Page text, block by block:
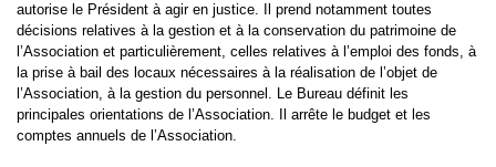
autorise le Président à agir en justice. Il prend notamment toutes
décisions relatives à la gestion et à la conservation du patrimoine de
l’Association et particulièrement, celles relatives à l’emploi des fonds, à
la prise à bail des locaux nécessaires à la réalisation de l’objet de
l’Association, à la gestion du personnel. Le Bureau définit les
principales orientations de l’Association. Il arrête le budget et les
comptes annuels de l’Association.